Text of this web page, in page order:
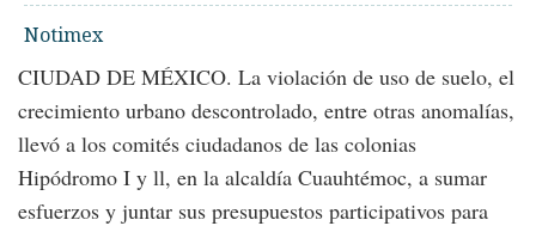
Notimex
CIUDAD DE MÉXICO. La violación de uso de suelo, el
crecimiento urbano descontrolado, entre otras anomalías,
llevó a los comités ciudadanos de las colonias
Hipódromo I y ll, en la alcaldía Cuauhtémoc, a sumar
esfuerzos y juntar sus presupuestos participativos para